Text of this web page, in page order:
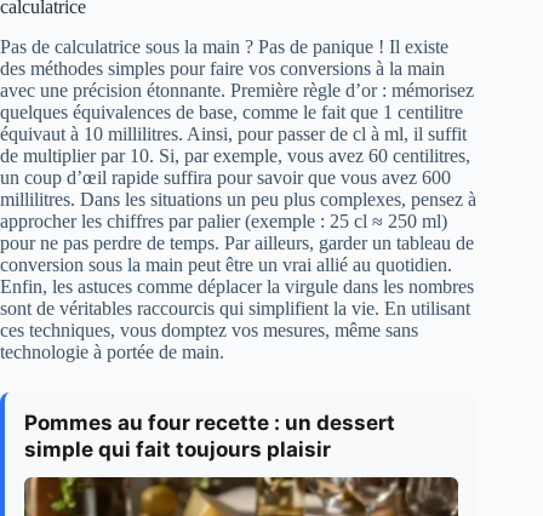
calculatrice
Pas de calculatrice sous la main ? Pas de panique ! Il existe
des méthodes simples pour faire vos conversions à la main
avec une précision étonnante. Première règle d’or : mémorisez
quelques équivalences de base, comme le fait que 1 centilitre
équivaut à 10 millilitres. Ainsi, pour passer de cl à ml, il suffit
de multiplier par 10. Si, par exemple, vous avez 60 centilitres,
un coup d’œil rapide suffira pour savoir que vous avez 600
millilitres. Dans les situations un peu plus complexes, pensez à
approcher les chiffres par palier (exemple : 25 cl ≈ 250 ml)
pour ne pas perdre de temps. Par ailleurs, garder un tableau de
conversion sous la main peut être un vrai allié au quotidien.
Enfin, les astuces comme déplacer la virgule dans les nombres
sont de véritables raccourcis qui simplifient la vie. En utilisant
ces techniques, vous domptez vos mesures, même sans
technologie à portée de main.
Pommes au four recette : un dessert
simple qui fait toujours plaisir